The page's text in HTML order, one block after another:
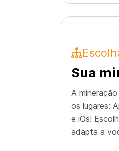
Sua
A
os lugares:
e iOs!
adapta a